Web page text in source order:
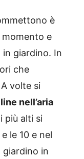
è
momento e
in giardino. In
che
volte si
nell’aria
più alti si
le 10 e nel
giardino in